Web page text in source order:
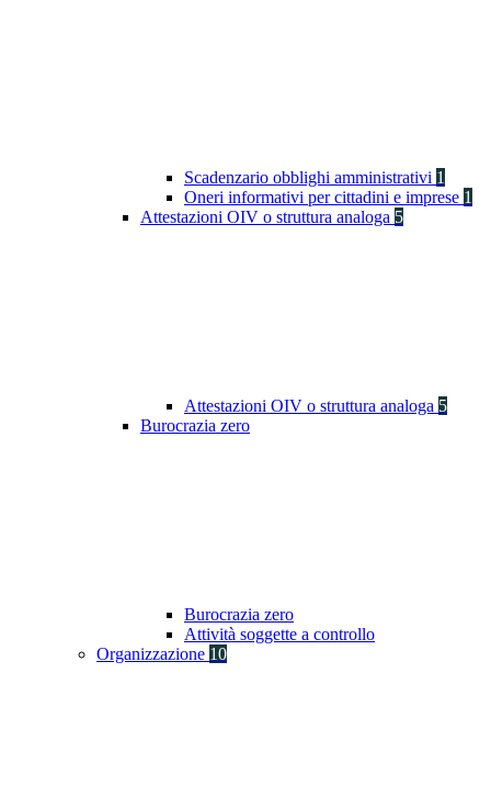
Scadenzario obblighi amministrativi 1
Oneri informativi per cittadini e imprese 1
Attestazioni OIV o struttura analoga 5
Attestazioni OIV o struttura analoga 5
Burocrazia zero
Burocrazia zero
Attività soggette a controllo
Organizzazione 10